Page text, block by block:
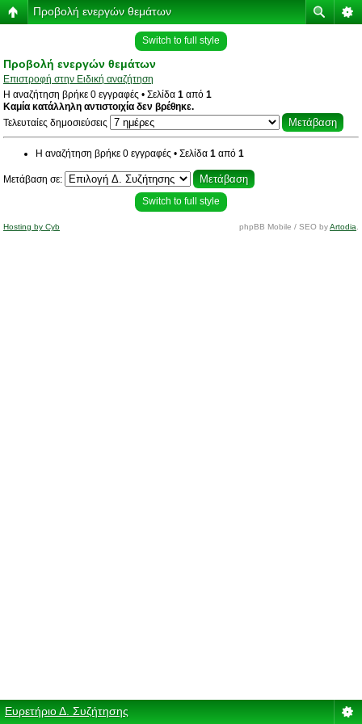
Προβολή ενεργών θεμάτων
Switch to full style
Προβολή ενεργών θεμάτων
Επιστροφή στην Ειδική αναζήτηση
Η αναζήτηση βρήκε 0 εγγραφές • Σελίδα 1 από 1
Καμία κατάλληλη αντιστοιχία δεν βρέθηκε.
Τελευταίες δημοσιεύσεις
Η αναζήτηση βρήκε 0 εγγραφές • Σελίδα 1 από 1
Μετάβαση σε:
Switch to full style
Hosting by Cyb phpBB Mobile / SEO byArtodia
Ευρετήριο Δ. Συζήτησης